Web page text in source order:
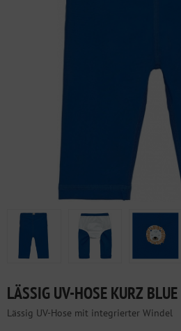
LÄSSIG UV-HOSE KURZ BLUE
Lässig UV-Hose mit integrierter Windel